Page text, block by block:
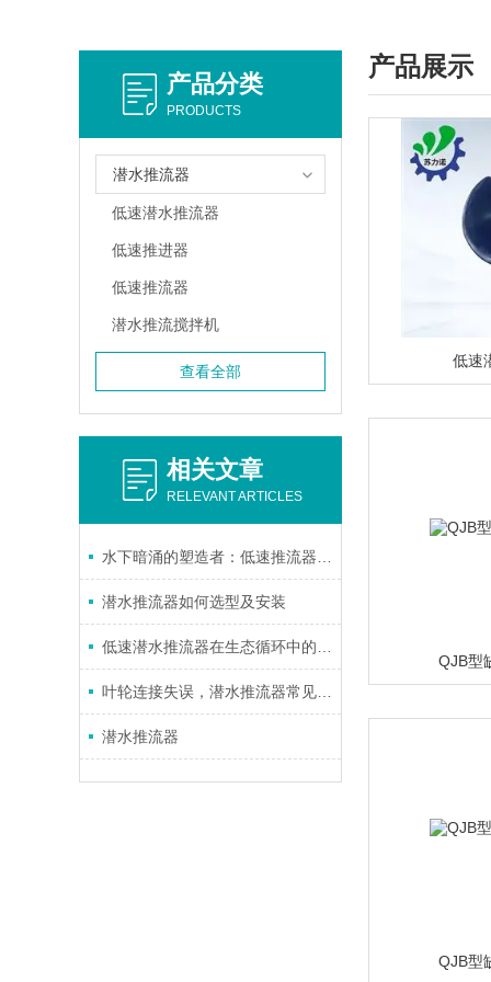
产品分类
PRODUCTS
潜水推流器
低速潜水推流器
低速推进器
低速推流器
潜水推流搅拌机
查看全部
相关文章
RELEVANT ARTICLES
潜水推流器如何选型及安装
潜水推流器
产品展示
低速
QJB型
QJB型